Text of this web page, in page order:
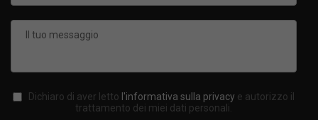
Dichiaro di aver letto l'informativa sulla privacy e autorizzo il
trattamento dei miei dati personali.